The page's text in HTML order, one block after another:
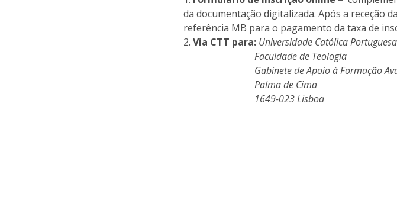
da documentação digitalizada. Após a receção
referência MB para o pagamento da taxa de
Via CTT para: Universidade Católica Portuguesa
Faculdade de Teologia
Gabinete de Apoio à Formação
Palma de Cima
1649-023 Lisboa